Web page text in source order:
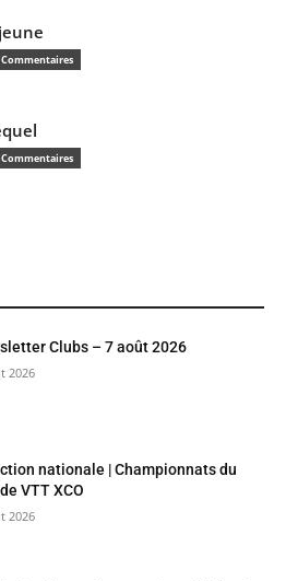
Commentaires
Commentaires
Clubs – 7 août 2026
2026
nationale | Championnats du
VTT XCO
2026